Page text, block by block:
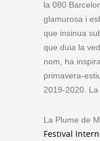
la 080
glamurosa i
que insinua
que duia la
nom, ha
primavera-
2019-2020. La
La Plume de
Festival